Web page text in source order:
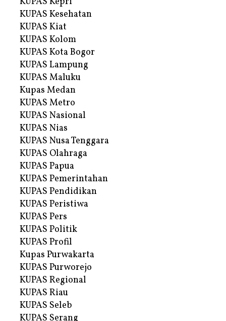
KUPAS Kesehatan
KUPAS Kiat
KUPAS Kolom
KUPAS Kota Bogor
KUPAS Lampung
KUPAS Maluku
Kupas Medan
KUPAS Metro
KUPAS Nasional
KUPAS Nias
KUPAS Nusa Tenggara
KUPAS Olahraga
KUPAS Papua
KUPAS Pemerintahan
KUPAS Pendidikan
KUPAS Peristiwa
KUPAS Pers
KUPAS Politik
KUPAS Profil
Kupas Purwakarta
KUPAS Purworejo
KUPAS Regional
KUPAS Riau
KUPAS Seleb
KUPAS Serang